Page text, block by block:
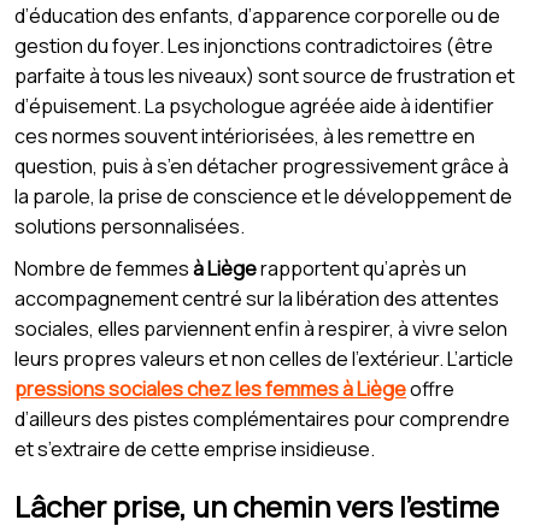
d’éducation des enfants, d’apparence corporelle ou de
gestion du foyer. Les injonctions contradictoires (être
parfaite à tous les niveaux) sont source de frustration et
d’épuisement. La psychologue agréée aide à identifier
ces normes souvent intériorisées, à les remettre en
question, puis à s’en détacher progressivement grâce à
la parole, la prise de conscience et le développement de
solutions personnalisées.
Nombre de femmesà Liègerapportent qu’après un
accompagnement centré sur la libération des attentes
sociales, elles parviennent enfin à respirer, à vivre selon
leurs propres valeurs et non celles de l’extérieur. L’article
pressions sociales chez les femmes à Liègeoffre
d’ailleurs des pistes complémentaires pour comprendre
et s’extraire de cette emprise insidieuse.
Lâcher prise, un chemin vers l’estime